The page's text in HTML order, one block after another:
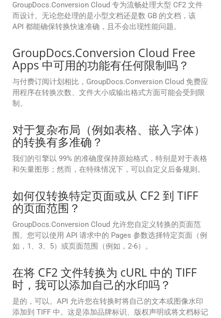
GroupDocs.Conversion Cloud 专为流畅处理大型 CF2 文件
而设计。无论您处理的是小型文档还是数 GB 的文档，该
API 都能确保转换快速准确，且不会出现性能问题。
GroupDocs.Conversion Cloud Free
Apps 中可用的功能有任何限制吗？
与付费订阅计划相比，GroupDocs.Conversion Cloud 免费应
用程序在转换次数、文件大小或输出格式方面可能会受到限
制。
对于复杂布局（例如表格、嵌入字体）
的转换有多准确？
我们的引擎以 99% 的准确度保持原始格式，特别是对于表格
和矢量图形；然而，在特殊情况下，可以自定义后备规则。
如何仅转换特定页面或从 CF2 到 TIFF
的页面范围？
GroupDocs.Conversion Cloud 允许您自定义转换的页面范
围。您可以使用 API 请求中的 Pages 参数选择特定页面（例
如，1、3、5）或页面范围（例如，2-6）。
在将 CF2 文件转换为 cURL 中的 TIFF
时，我可以添加自己的水印吗？
是的，可以。API 允许您在转换时将自己的文本或图像水印
添加到 TIFF 中。这是添加品牌标识、版权声明或将文档标记